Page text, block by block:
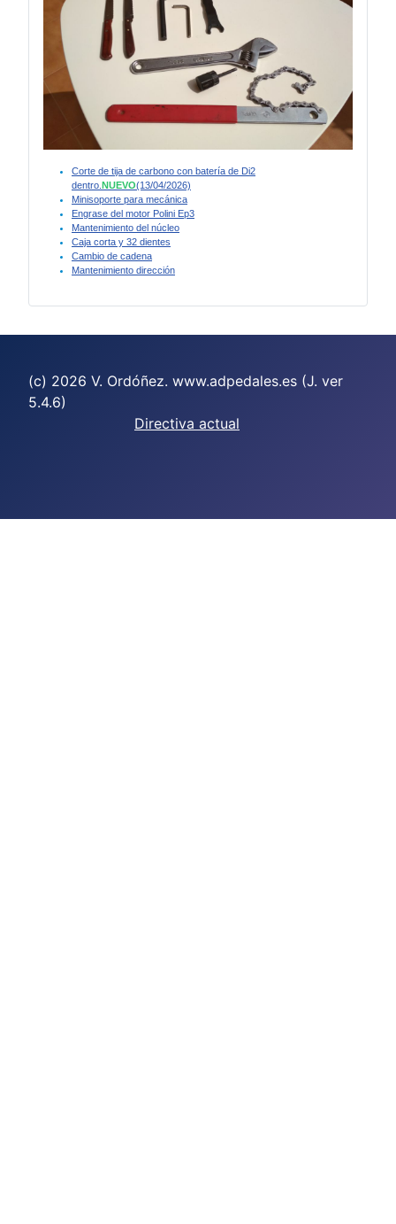
Corte de tija de carbono con batería de Di2
dentro. NUEVO(13/04/2026)
Minisoporte para mecánica
Engrase del motor Polini Ep3
Mantenimiento del núcleo
Caja corta y 32 dientes
Cambio de cadena
Mantenimiento dirección
(c) 2026 V. Ordóñez. www.adpedales.es (J. ver
5.4.6)
Directiva actual